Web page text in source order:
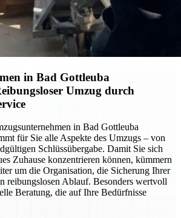
in Bad Gottleuba
Umzug durch
in Bad Gottleuba
für Sie alle Aspekte des Umzugs – von
Schlüssübergabe. Damit Sie sich
Zuhause konzentrieren können, kümmern
um die Organisation, die Sicherung Ihrer
reibungslosen Ablauf. Besonders wertvoll
Beratung, die auf Ihre Bedürfnisse